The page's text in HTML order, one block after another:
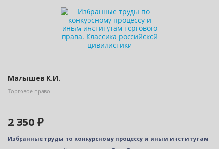
Индивидуальный подход
Малышев К.И.
Торговое право
2 350 ₽
Избранные труды по конкурсному процессу и иным институтам